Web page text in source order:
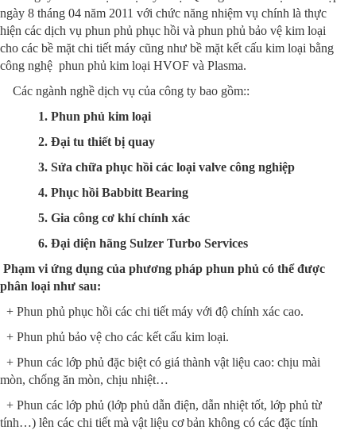
ngày 8 tháng 04 năm 2011 với chức năng nhiệm vụ chính là thực
hiện các dịch vụ phun phủ phục hồi và phun phủ bảo vệ kim loại
cho các bề mặt chi tiết máy cũng như bề mặt kết cấu kim loại bằng
công nghệ phun phủ kim loại HVOF và Plasma.
Các ngành nghề dịch vụ của công ty bao gồm::
1. Phun phủ kim loại
2. Đại tu thiết bị quay
3. Sửa chữa phục hồi các loại valve công nghiệp
4. Phục hồi Babbitt Bearing
5. Gia công cơ khí chính xác
6. Đại diện hãng Sulzer Turbo Services
Phạm vi ứng dụng của phương pháp phun phủ có thể được
phân loại như sau:
+ Phun phủ phục hồi các chi tiết máy với độ chính xác cao.
+ Phun phủ bảo vệ cho các kết cấu kim loại.
+ Phun các lớp phủ đặc biệt có giá thành vật liệu cao: chịu mài
mòn, chống ăn mòn, chịu nhiệt…
+ Phun các lớp phủ (lớp phủ dẫn điện, dẫn nhiệt tốt, lớp phủ từ
tính…) lên các chi tiết mà vật liệu cơ bản không có các đặc tính